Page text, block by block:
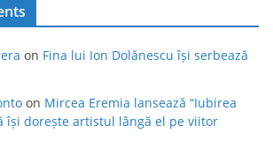
on Fina lui Ion Dolănescu își serbează
on Mircea Eremia lansează “Iubirea
își dorește artistul lângă el pe viitor